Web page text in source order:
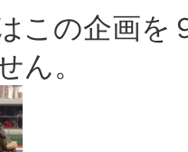
この企画を
ん。